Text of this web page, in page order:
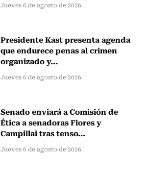
Jueves 6 de agosto de 2026
Presidente Kast presenta agenda
que endurece penas al crimen
organizado y...
Jueves 6 de agosto de 2026
Senado enviará a Comisión de
Ética a senadoras Flores y
Campillai tras tenso...
Jueves 6 de agosto de 2026